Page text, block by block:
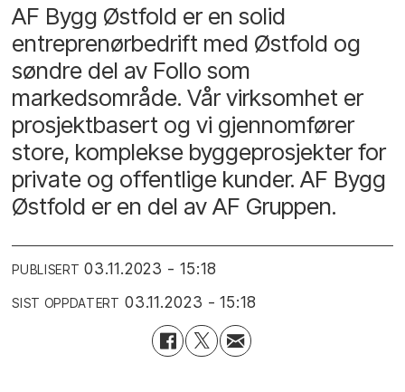
AF Bygg Østfold er en solid
entreprenørbedrift med Østfold og
søndre del av Follo som
markedsområde. Vår virksomhet er
prosjektbasert og vi gjennomfører
store, komplekse byggeprosjekter for
private og offentlige kunder. AF Bygg
Østfold er en del av AF Gruppen.
PUBLISERT 03.11.2023 - 15:18
SIST OPPDATERT 03.11.2023 - 15:18